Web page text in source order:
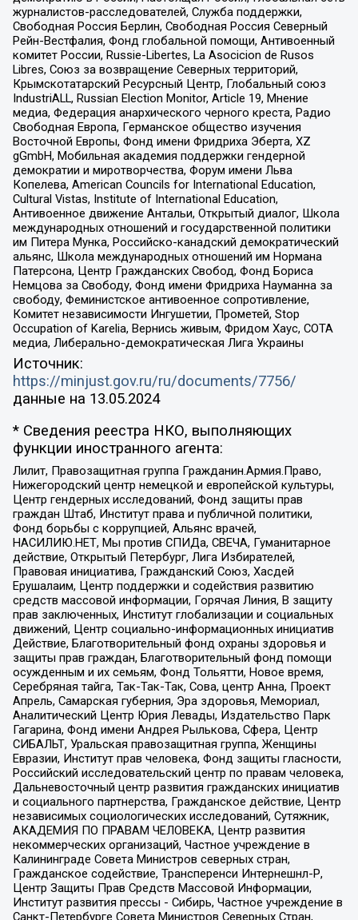
журналистов-расследователей, Служба поддержки,
Свободная Россия Берлин, Свободная Россия Северный
Рейн-Вестфалия, Фонд глобальной помощи, Антивоенный
комитет России, Russie-Libertes, La Asocicion de Rusos
Libres, Союз за возвращение Северных территорий,
Крымскотатарский Ресурсный Центр, Глобальный союз
IndustriALL, Russian Election Monitor, Article 19, Мнение
медиа, Федерация анархического черного креста, Радио
Свободная Европа, Германское общество изучения
Восточной Европы, Фонд имени Фридриха Эберта, XZ
gGmbH, Мобильная академия поддержки гендерной
демократии и миротворчества, Форум имени Льва
Копелева, American Councils for International Education,
Cultural Vistas, Institute of International Education,
Антивоенное движение Антальи, Открытый диалог, Школа
международных отношений и государственной политики
им Питера Мунка, Российско-канадский демократический
альянс, Школа международных отношений им Нормана
Патерсона, Центр Гражданских Свобод, Фонд Бориса
Немцова за Свободу, Фонд имени Фридриха Науманна за
свободу, Феминистское антивоенное сопротивление,
Комитет независимости Ингушетии, Прометей, Stop
Occupation of Karelia, Вернись живым, Фридом Хаус, СОТА
медиа, Либерально-демократическая Лига Украины
Источник:
https://minjust.gov.ru/ru/documents/7756/
данные на 13.05.2024
* Сведения реестра НКО, выполняющих
функции иностранного агента:
Лилит, Правозащитная группа Гражданин.Армия.Право,
Нижегородский центр немецкой и европейской культуры,
Центр гендерных исследований, Фонд защиты прав
граждан Штаб, Институт права и публичной политики,
Фонд борьбы с коррупцией, Альянс врачей,
НАСИЛИЮ.НЕТ, Мы против СПИДа, СВЕЧА, Гуманитарное
действие, Открытый Петербург, Лига Избирателей,
Правовая инициатива, Гражданский Союз, Хасдей
Ерушалаим, Центр поддержки и содействия развитию
средств массовой информации, Горячая Линия, В защиту
прав заключенных, Институт глобализации и социальных
движений, Центр социально-информационных инициатив
Действие, Благотворительный фонд охраны здоровья и
защиты прав граждан, Благотворительный фонд помощи
осужденным и их семьям, Фонд Тольятти, Новое время,
Серебряная тайга, Так-Так-Так, Сова, центр Анна, Проект
Апрель, Самарская губерния, Эра здоровья, Мемориал,
Аналитический Центр Юрия Левады, Издательство Парк
Гагарина, Фонд имени Андрея Рылькова, Сфера, Центр
СИБАЛЬТ, Уральская правозащитная группа, Женщины
Евразии, Институт прав человека, Фонд защиты гласности,
Российский исследовательский центр по правам человека,
Дальневосточный центр развития гражданских инициатив
и социального партнерства, Гражданское действие, Центр
независимых социологических исследований, Сутяжник,
АКАДЕМИЯ ПО ПРАВАМ ЧЕЛОВЕКА, Центр развития
некоммерческих организаций, Частное учреждение в
Калининграде Совета Министров северных стран,
Гражданское содействие, Трансперенси Интернешнл-Р,
Центр Защиты Прав Средств Массовой Информации,
Институт развития прессы - Сибирь, Частное учреждение в
Санкт-Петербурге Совета Министров Северных Стран,